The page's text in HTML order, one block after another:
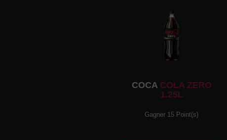
COCACOLA ZERO
1.25L
Gagner 15 Point(s)